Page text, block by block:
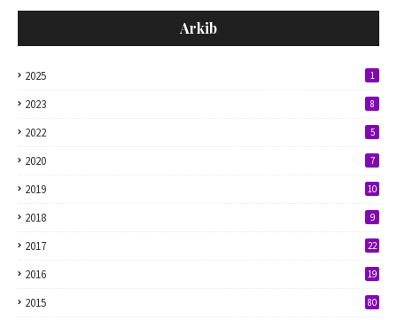
Arkib
2025 1
2023 8
2022 5
2020 7
2019 10
2018 9
2017 22
2016 19
2015 80